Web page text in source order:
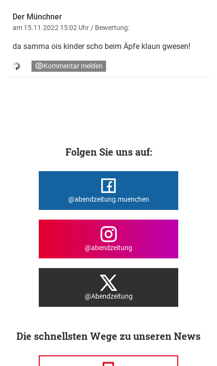
Der Münchner
am 15.11.2022 15:02 Uhr / Bewertung:
da samma ois kinder scho beim Äpfe klaun gwesen!
Kommentar melden
Folgen Sie uns auf:
@abendzeitung.muenchen
@abendzeitung
@Abendzeitung
Die schnellsten Wege zu unseren News